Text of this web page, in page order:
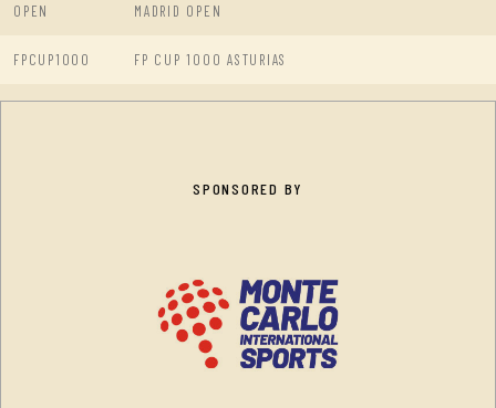
OPEN MADRID OPEN
FPCUP1000 FP CUP 1000 ASTURIAS
SPONSORED BY